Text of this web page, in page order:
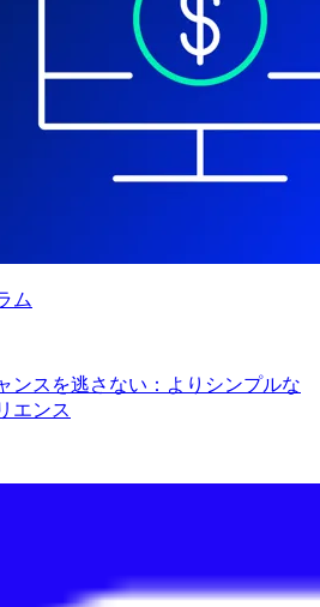
ム
ンスを逃さない：よりシンプルな
エンス